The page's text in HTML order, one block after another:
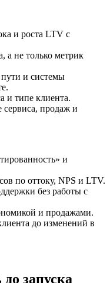
и роста LTV с
а не только метрик
и системы
и типе клиента.
сервиса, продаж и
и
по оттоку, NPS и LTV.
без работы с
и продажами.
до изменений в
запуска